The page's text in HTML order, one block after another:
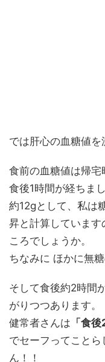
では肝心の血糖値を
食前の血糖値は帰宅
食後1時間が経ちま
約12gとして、私は
昇と計算しています
ころでしょうか。
ちなみに ほかに無
そして食後約2時間
がりつつあります。
健常者さんは 「食
でセーフってこと
ん！！